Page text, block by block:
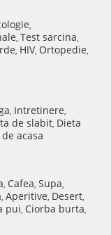
,
, Test sarcina,
, HIV, Ortopedie,
, Intretinere,
de slabit, Dieta
acasa
, Cafea, Supa,
, Aperitive, Desert,
pui, Ciorba burta,